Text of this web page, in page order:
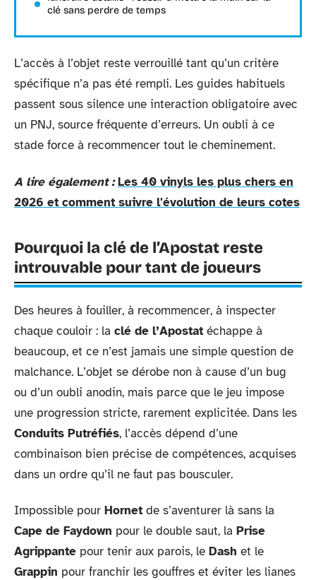
clé sans perdre de temps
L’accès à l’objet reste verrouillé tant qu’un critère
spécifique n’a pas été rempli. Les guides habituels
passent sous silence une interaction obligatoire avec
un PNJ, source fréquente d’erreurs. Un oubli à ce
stade force à recommencer tout le cheminement.
A lire également : Les 40 vinyls les plus chers en
2026 et comment suivre l'évolution de leurs cotes
Pourquoi la clé de l’Apostat reste
introuvable pour tant de joueurs
Des heures à fouiller, à recommencer, à inspecter
chaque couloir : la clé de l’Apostat échappe à
beaucoup, et ce n’est jamais une simple question de
malchance. L’objet se dérobe non à cause d’un bug
ou d’un oubli anodin, mais parce que le jeu impose
une progression stricte, rarement explicitée. Dans les
Conduits Putréfiés, l’accès dépend d’une
combinaison bien précise de compétences, acquises
dans un ordre qu’il ne faut pas bousculer.
Impossible pour Hornet de s’aventurer là sans la
Cape de Faydown pour le double saut, la Prise
Agrippante pour tenir aux parois, le Dash et le
Grappin pour franchir les gouffres et éviter les lianes